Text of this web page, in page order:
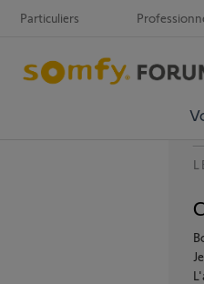
Particuliers